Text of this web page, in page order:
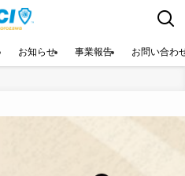
お知らせ 事業報告 お問い合わ